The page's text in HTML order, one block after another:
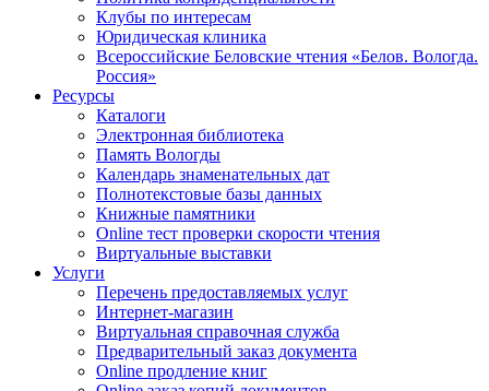
Клубы по интересам
Юридическая клиника
Всероссийские Беловские чтения «Белов. Вологда.
Россия»
Ресурсы
Каталоги
Электронная библиотека
Память Вологды
Календарь знаменательных дат
Полнотекстовые базы данных
Книжные памятники
Online тест проверки скорости чтения
Виртуальные выставки
Услуги
Перечень предоставляемых услуг
Интернет-магазин
Виртуальная справочная служба
Предварительный заказ документа
Online продление книг